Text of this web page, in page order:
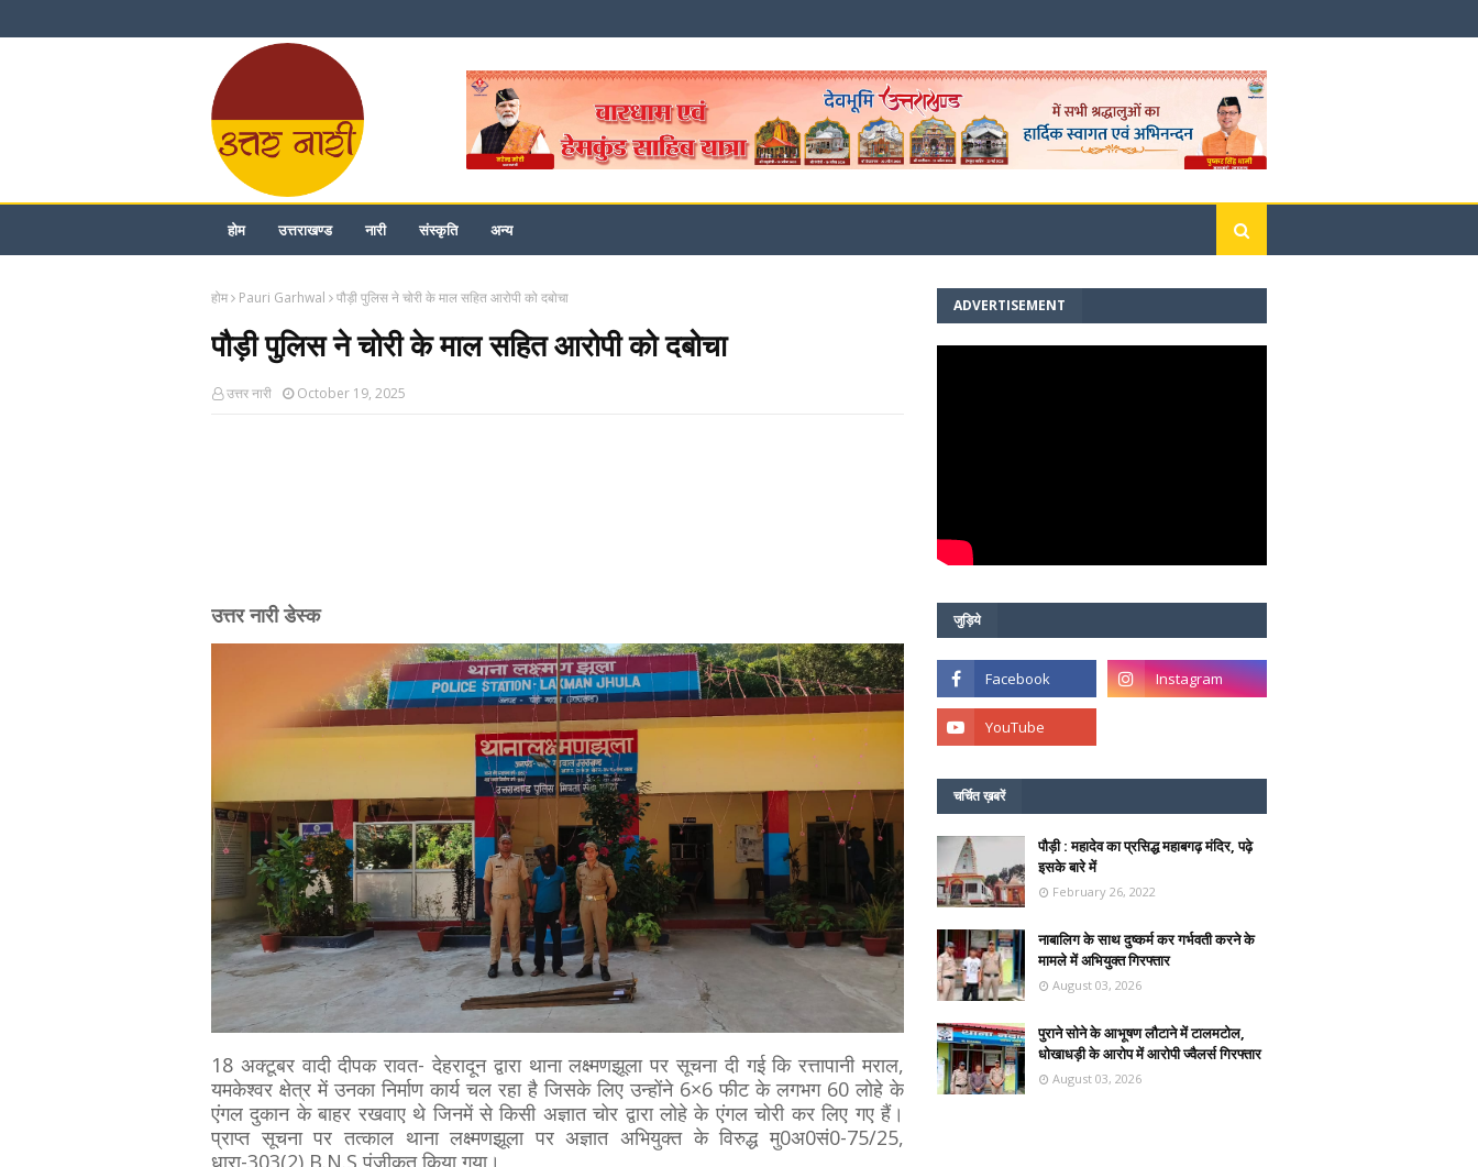
होम उत्तराखण्ड नारी संस्कृति अन्य
होम Pauri Garhwal पौड़ी पुलिस ने चोरी के माल सहित आरोपी को दबोचा
पौड़ी पुलिस ने चोरी के माल सहित आरोपी को दबोचा
उत्तर नारी October 19, 2025
उत्तर नारी डेस्क
18 अक्टूबर वादी दीपक रावत- देहरादून द्वारा थाना लक्ष्मणझूला पर सूचना दी गई कि रत्तापानी मराल,
यमकेश्वर क्षेत्र में उनका निर्माण कार्य चल रहा है जिसके लिए उन्होंने 6×6 फीट के लगभग 60 लोहे के
एंगल दुकान के बाहर रखवाए थे जिनमें से किसी अज्ञात चोर द्वारा लोहे के एंगल चोरी कर लिए गए हैं।
प्राप्त सूचना पर तत्काल थाना लक्ष्मणझूला पर अज्ञात अभियुक्त के विरुद्ध मु0अ0सं0-75/25,
ADVERTISEMENT
जुड़िये
चर्चित ख़बरें
पौड़ी : महादेव का प्रसिद्ध महाबगढ़ मंदिर, पढ़े
इसके बारे में
February 26, 2022
नाबालिग के साथ दुष्कर्म कर गर्भवती करने के
मामले में अभियुक्त गिरफ्तार
August 03, 2026
पुराने सोने के आभूषण लौटाने में टालमटोल,
धोखाधड़ी के आरोप में आरोपी ज्वैलर्स गिरफ्तार
August 03, 2026